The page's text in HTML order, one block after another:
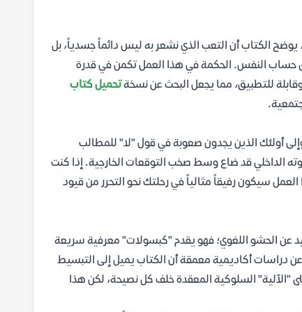
الكتاب أن التعب الذي نشعر به ليس دائماً جسدياً، بل
حساب النفس. الحكمة في هذا العمل تكمن في قدرة
للتطبيق، مما يجعل البحث عن نسخةتحميل كتاب
أولئك الذين يجدون صعوبة في قول "لا" للمطالب
الداخلي قد ضاع وسط صخب التوقعات الخارجية. إذا كنت
سيكون رفيقاً مثالياً في رحلتك نحو التحرر من قيود
عن الحشو اللغوي؛ فهو يقدم "كبسولات" معرفية سريعة
دراسات أكاديمية معمقة أن الكتاب يميل إلى التبسيط
"الآلية" السلوكية المعقدة خلف كل نصيحة، لكن هذا